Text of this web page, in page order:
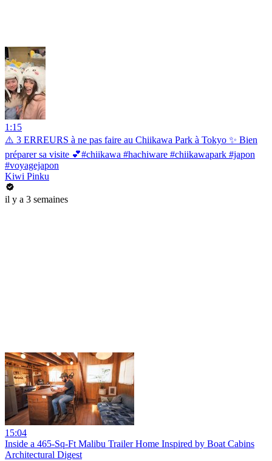
1:15
⚠️ 3 ERREURS à ne pas faire au Chiikawa Park à Tokyo ✨ Bien
préparer sa visite 💕#chiikawa #hachiware #chiikawapark #japon
#voyagejapon
Kiwi Pinku
il y a 3 semaines
15:04
Inside a 465-Sq-Ft Malibu Trailer Home Inspired by Boat Cabins
Architectural Digest